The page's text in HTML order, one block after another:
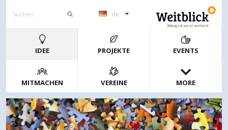
de
Bildungschancen weltweit
IDEE PROJEKTE EVENTS
MITMACHEN VEREINE MORE